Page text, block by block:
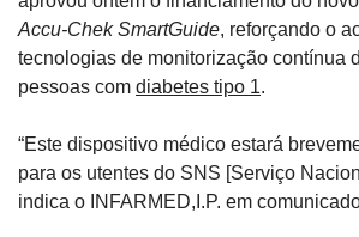
Accu-Chek SmartGuide, reforçando o
tecnologias de monitorização contínua
pessoas com diabetes tipo 1.
“Este dispositivo médico estará
para os utentes do SNS [Serviço
indica o INFARMED,I.P. em